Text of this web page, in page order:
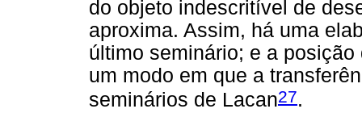
do objeto indescritível de
aproxima. Assim, há uma
último seminário; e a
um modo em que a
seminários de Lacan27.